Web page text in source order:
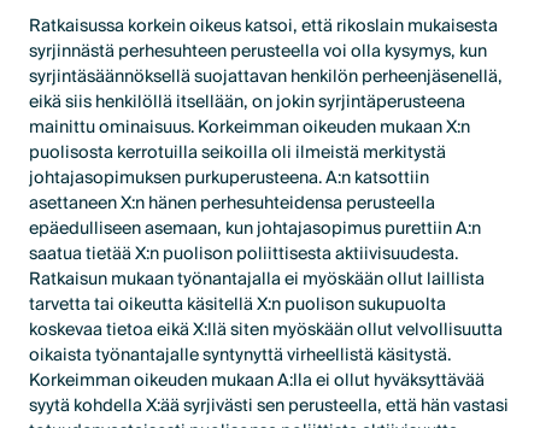
Ratkaisussa korkein oikeus katsoi, että rikoslain mukaisesta
syrjinnästä perhesuhteen perusteella voi olla kysymys, kun
syrjintäsäännöksellä suojattavan henkilön perheenjäsenellä,
eikä siis henkilöllä itsellään, on jokin syrjintäperusteena
mainittu ominaisuus. Korkeimman oikeuden mukaan X:n
puolisosta kerrotuilla seikoilla oli ilmeistä merkitystä
johtajasopimuksen purkuperusteena. A:n katsottiin
asettaneen X:n hänen perhesuhteidensa perusteella
epäedulliseen asemaan, kun johtajasopimus purettiin A:n
saatua tietää X:n puolison poliittisesta aktiivisuudesta.
Ratkaisun mukaan työnantajalla ei myöskään ollut laillista
tarvetta tai oikeutta käsitellä X:n puolison sukupuolta
koskevaa tietoa eikä X:llä siten myöskään ollut velvollisuutta
oikaista työnantajalle syntynyttä virheellistä käsitystä.
Korkeimman oikeuden mukaan A:lla ei ollut hyväksyttävää
syytä kohdella X:ää syrjivästi sen perusteella, että hän vastasi